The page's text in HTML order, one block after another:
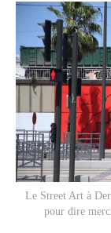
Le Street Art à
pour dire